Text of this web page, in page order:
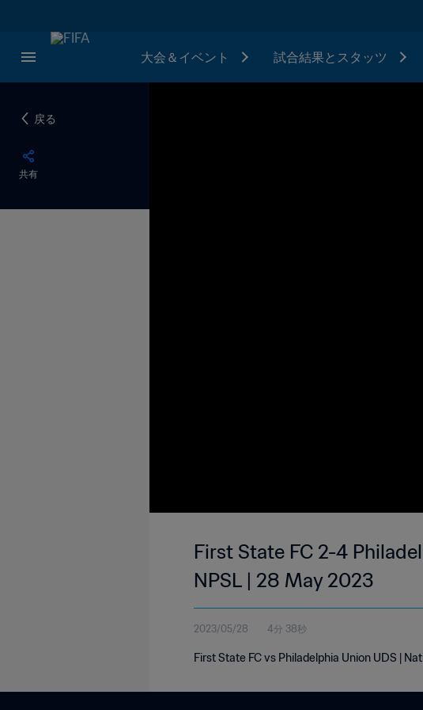
大会＆イベント 試合結果とスタッツ
戻る
共有
First State FC 2-4
NPSL | 28 May 2023
2023/05/28 4分 38秒
First State FC vs Philadelphia Union UDS |